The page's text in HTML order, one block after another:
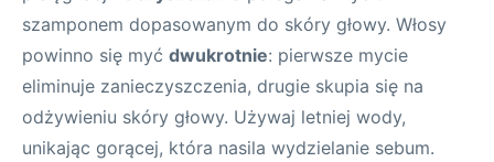
szamponem dopasowanym do skóry głowy. Włosy
powinno się myć dwukrotnie: pierwsze mycie
eliminuje zanieczyszczenia, drugie skupia się na
odżywieniu skóry głowy. Używaj letniej wody,
unikając gorącej, która nasila wydzielanie sebum.